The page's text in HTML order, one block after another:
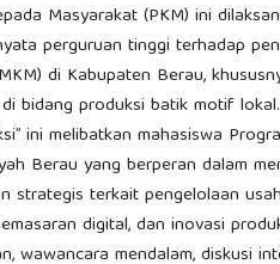
Masyarakat (PKM) ini
perguruan tinggi terhadap
di Kabupaten Berau,
bidang produksi batik motif
ini melibatkan mahasiswa
Berau yang berperan dalam
strategis terkait pengelolaan
digital, dan inovasi
wawancara mendalam, diskusi